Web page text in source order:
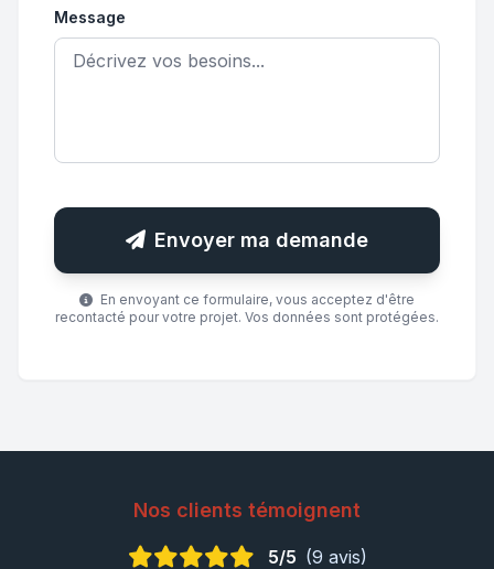
Message
Envoyer ma demande
En envoyant ce formulaire, vous acceptez d'être
recontacté pour votre projet. Vos données sont protégées.
Nos clients témoignent
5/5 (9 avis)